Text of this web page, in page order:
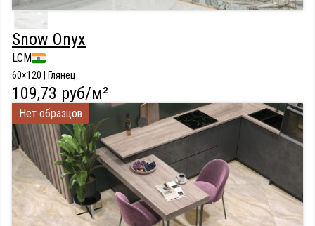
Snow Onyx
LCM
60×120 | Глянец
109,73 руб/м²
Нет образцов